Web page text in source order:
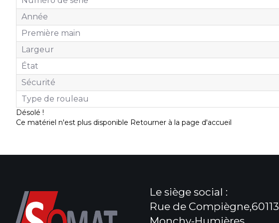
Année
Première main
Largeur
État
Sécurité
Type de rouleau
Désolé !
Ce matériel n'est plus disponible Retourner à la page d'accueil
Le siège social :
Rue de Compiègne,60113